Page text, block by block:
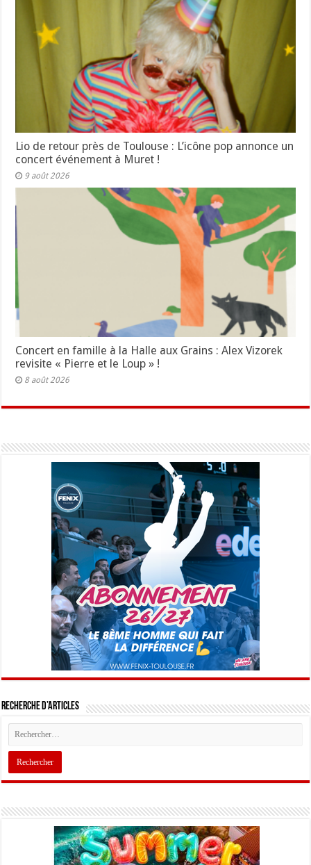
Lio de retour près de Toulouse : L’icône pop annonce un
concert événement à Muret !
9 août 2026
Concert en famille à la Halle aux Grains : Alex Vizorek
revisite « Pierre et le Loup » !
8 août 2026
Recherche d’articles